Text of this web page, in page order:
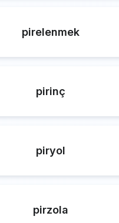
pirelenmek
pirinç
piryol
pirzola